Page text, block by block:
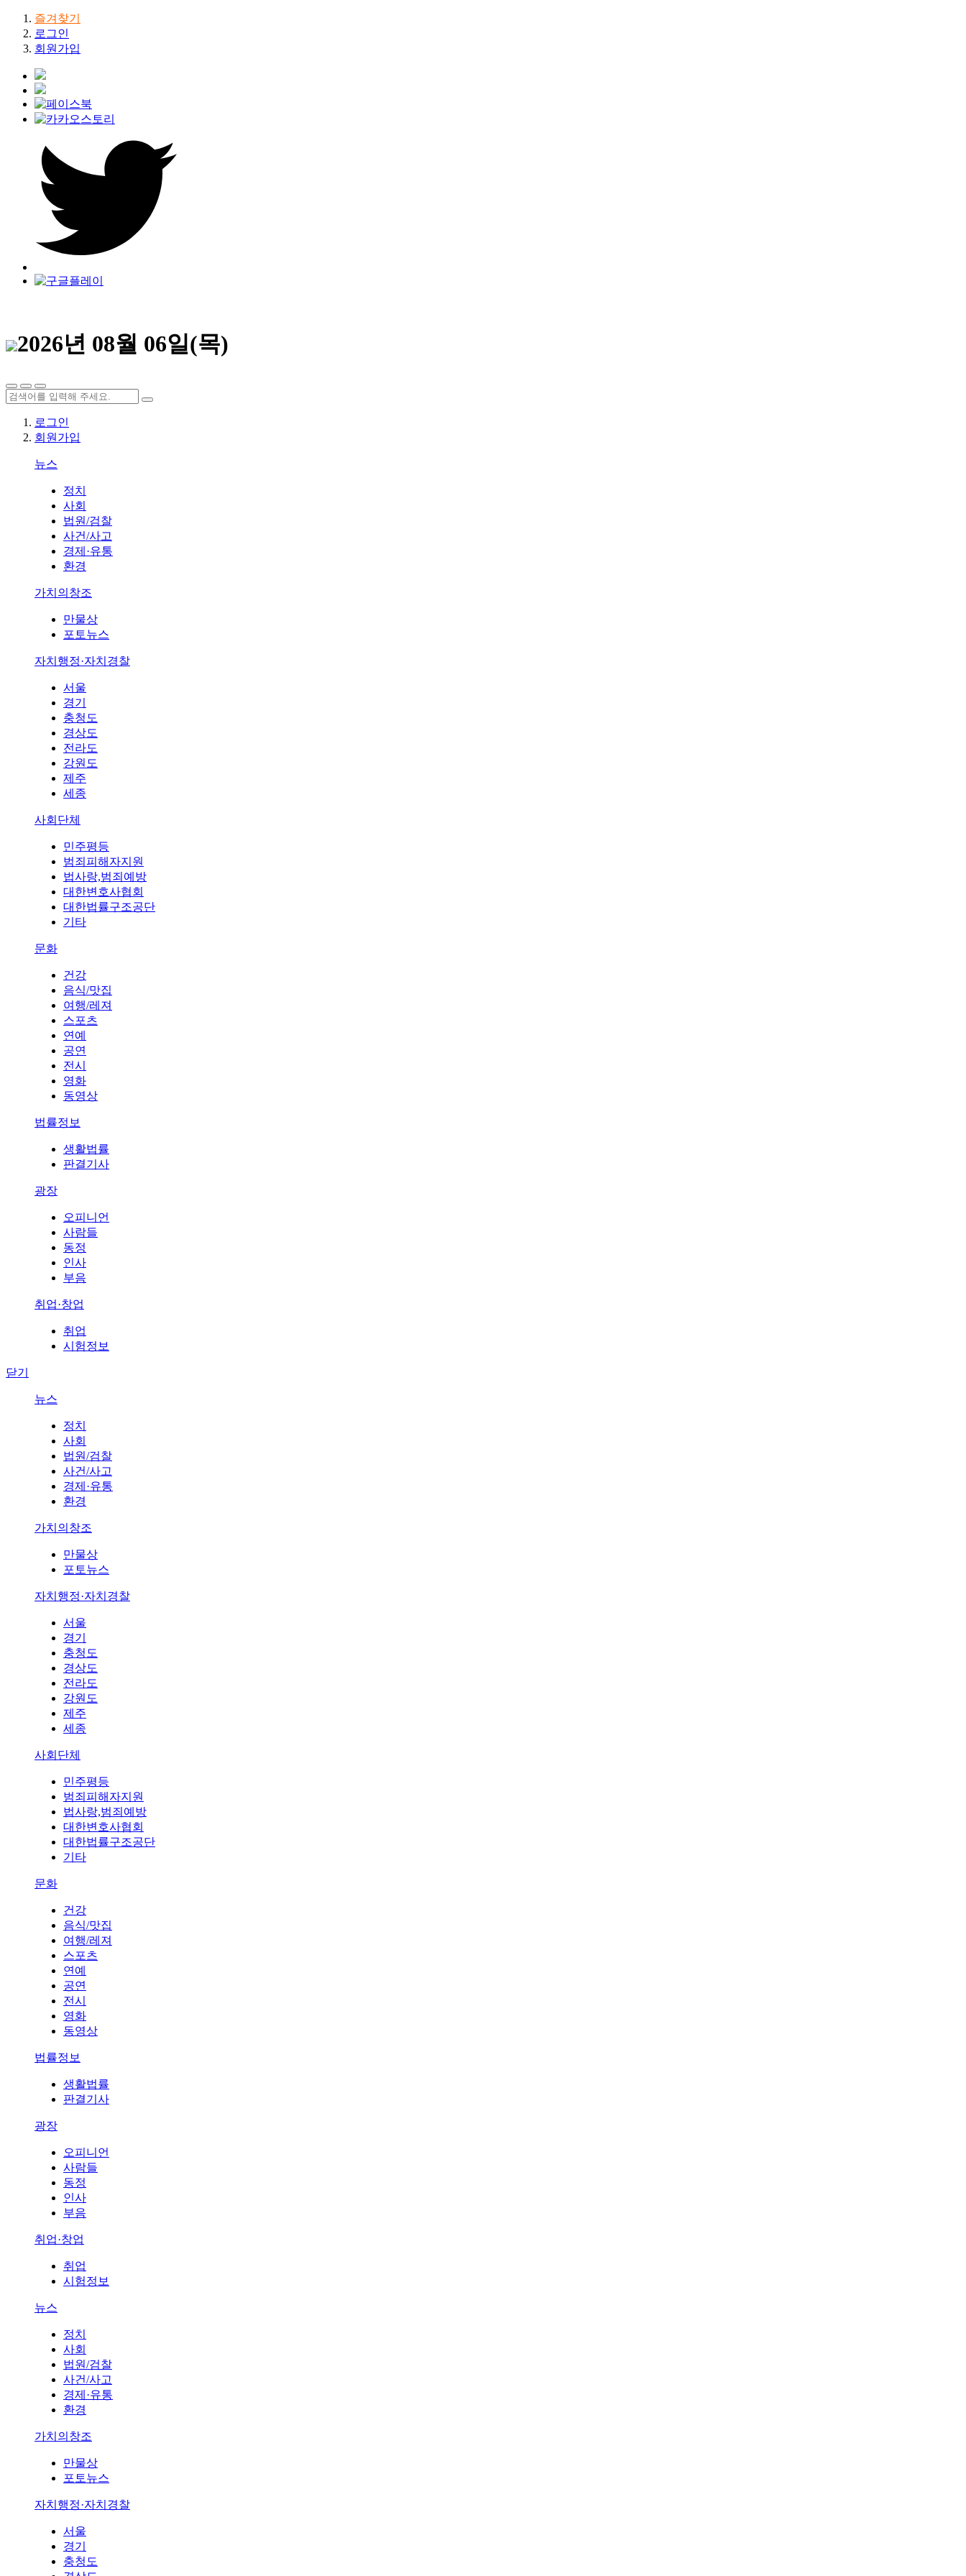
즐겨찾기
로그인
회원가입
2026년 08월 06일(목)
로그인
회원가입
뉴스
정치
사회
법원/검찰
사건/사고
경제·유통
환경
가치의창조
만물상
포토뉴스
자치행정·자치경찰
서울
경기
충청도
경상도
전라도
강원도
제주
세종
사회단체
민주평등
범죄피해자지원
법사랑,범죄예방
대한변호사협회
대한법률구조공단
기타
문화
건강
음식/맛집
여행/레져
스포츠
연예
공연
전시
영화
동영상
법률정보
생활법률
판결기사
광장
오피니언
사람들
동정
인사
부음
취업·창업
취업
시험정보
닫기
뉴스
정치
사회
법원/검찰
사건/사고
경제·유통
환경
가치의창조
만물상
포토뉴스
자치행정·자치경찰
서울
경기
충청도
경상도
전라도
강원도
제주
세종
사회단체
민주평등
범죄피해자지원
법사랑,범죄예방
대한변호사협회
대한법률구조공단
기타
문화
건강
음식/맛집
여행/레져
스포츠
연예
공연
전시
영화
동영상
법률정보
생활법률
판결기사
광장
오피니언
사람들
동정
인사
부음
취업·창업
취업
시험정보
뉴스
정치
사회
법원/검찰
사건/사고
경제·유통
환경
가치의창조
만물상
포토뉴스
자치행정·자치경찰
서울
경기
충청도